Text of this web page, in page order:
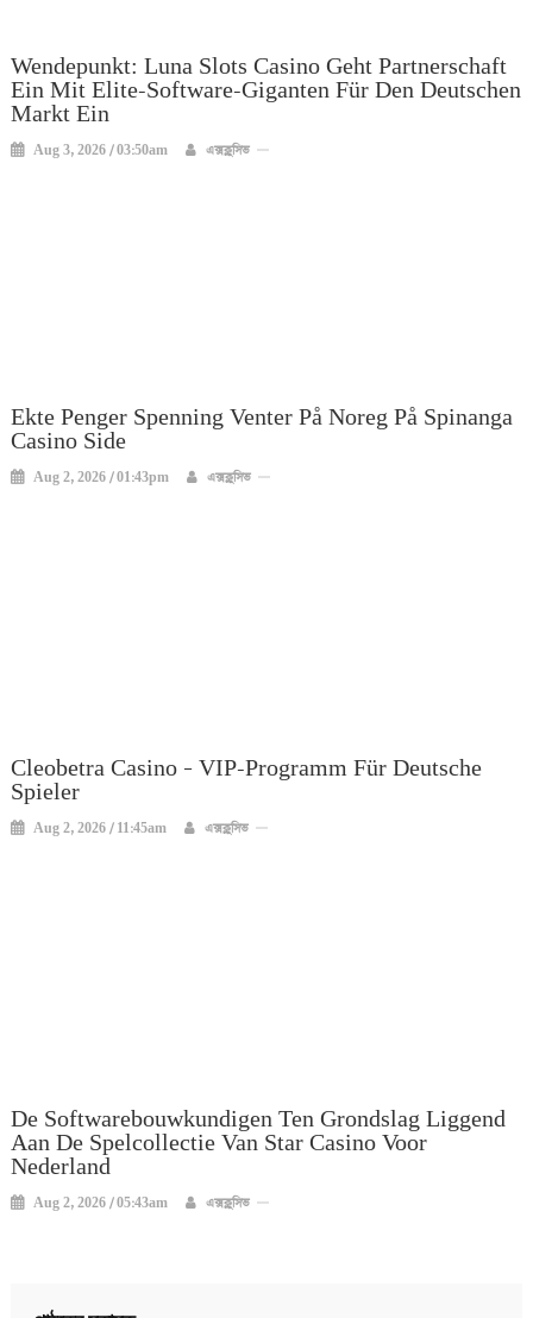
Wendepunkt: Luna Slots Casino Geht Partnerschaft
Ein Mit Elite-Software-Giganten Für Den Deutschen
Markt Ein
Aug 3, 2026 / 03:50am এক্সক্লুসিভ
Ekte Penger Spenning Venter På Noreg På Spinanga
Casino Side
Aug 2, 2026 / 01:43pm এক্সক্লুসিভ
Cleobetra Casino – VIP-Programm Für Deutsche
Spieler
Aug 2, 2026 / 11:45am এক্সক্লুসিভ
De Softwarebouwkundigen Ten Grondslag Liggend
Aan De Spelcollectie Van Star Casino Voor
Nederland
Aug 2, 2026 / 05:43am এক্সক্লুসিভ